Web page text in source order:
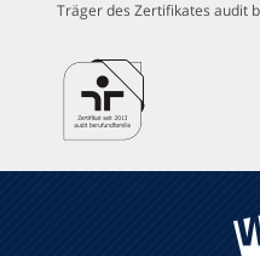
Träger des Zertifikates audit